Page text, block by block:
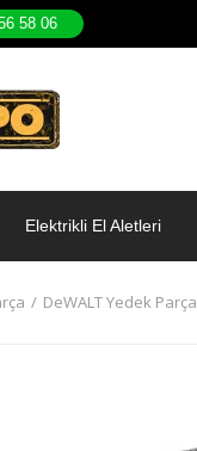
58 06
Elektrikli El Aletleri
DeWALT Yedek Parça